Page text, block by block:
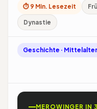
⏱ 9 Min. Lesezeit
Dynastie
Geschichte · Mittelalter
MEROWINGER IN